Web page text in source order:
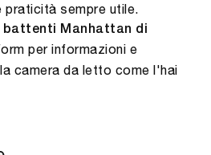
praticità sempre utile.
battenti Manhattan di
per informazioni e
camera da letto come l'hai